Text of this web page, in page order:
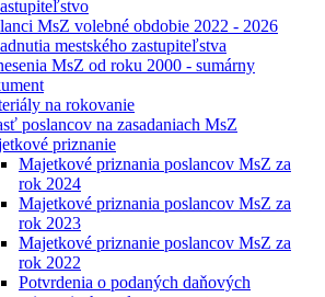
MsZ volebné obdobie 2022 - 2026
mestského zastupiteľstva
MsZ od roku 2000 - sumárny
na rokovanie
poslancov na zasadaniach MsZ
priznanie
Majetkové priznania poslancov MsZ za
rok 2024
Majetkové priznania poslancov MsZ za
rok 2023
Majetkové priznanie poslancov MsZ za
rok 2022
Potvrdenia o podaných daňových